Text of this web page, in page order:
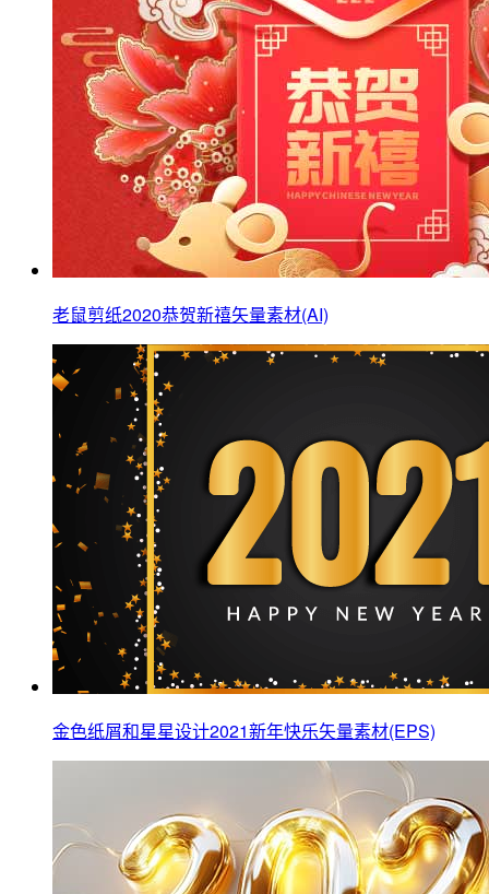
老鼠剪纸2020恭贺新禧矢量素材(AI)
金色纸屑和星星设计2021新年快乐矢量素材(EPS)